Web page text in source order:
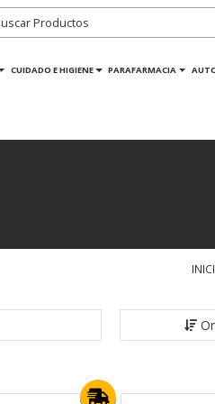
CUIDADO E HIGIENE PARAFARMACIA